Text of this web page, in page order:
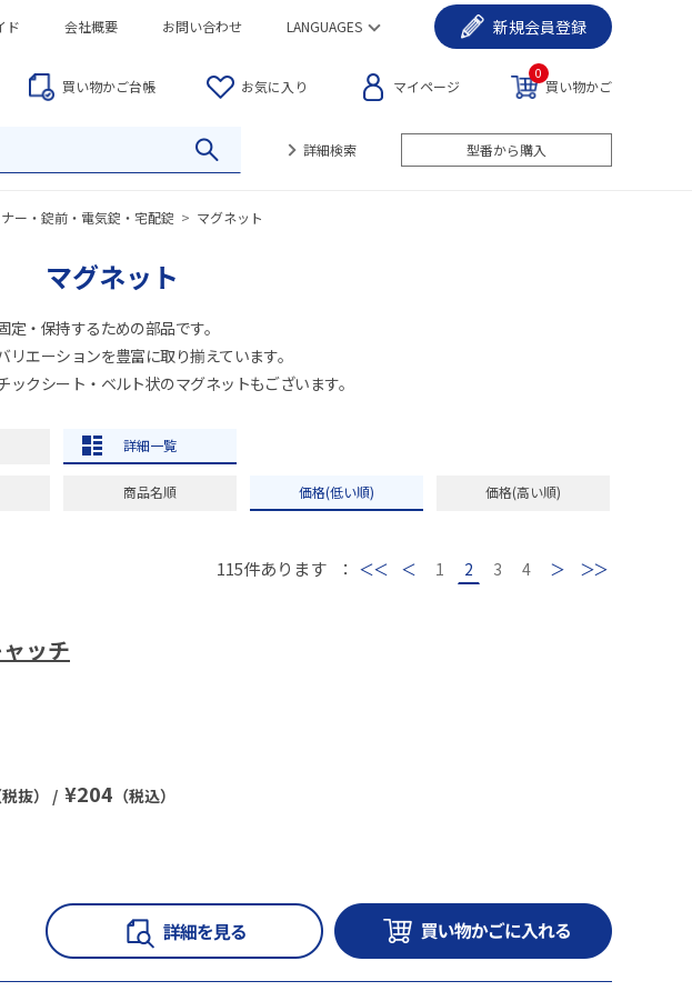
ド 会社概要 お問い合わせ LANGUAGES 新規会員登録
買い物かご台帳 お気に入り マイページ 買い物かご
0
詳細検索 型番から購入
ー・錠前・電気錠・宅配錠 > マグネット
マグネット
・保持するための部品です。
エーションを豊富に取り揃えています。
クシート・ベルト状のマグネットもございます。
詳細一覧
商品名順 価格(低い順) 価格(高い順)
115件あります ：
最初 前 1 2 3 4 次 最後
ッチ
税抜） / ¥204 （税込）